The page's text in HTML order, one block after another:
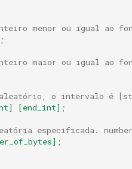
menor ou igual ao
;
maior ou igual ao
aleatório, o intervalo é
[end_int] ;
especificada.
;